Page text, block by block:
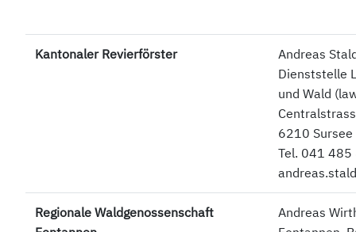
Kantonaler Revierförster
Andreas
Dienststelle
und Wald
6210 Sursee
Tel. 041
Regionale Waldgenossenschaft
Andreas